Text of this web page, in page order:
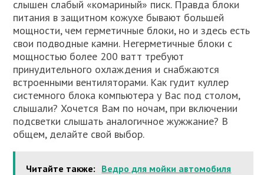
слышен слабый «комариный» писк. Правда блоки
питания в защитном кожухе бывают большей
мощности, чем герметичные блоки, но и здесь есть
свои подводные камни. Негерметичные блоки с
мощностью более 200 ватт требуют
принудительного охлаждения и снабжаются
встроенными вентиляторами. Как гудит куллер
системного блока компьютера у Вас под столом,
слышали? Хочется Вам по ночам, при включении
подсветки слышать аналогичное жужжание? В
общем, делайте свой выбор.
Читайте также: Ведро для мойки автомобиля